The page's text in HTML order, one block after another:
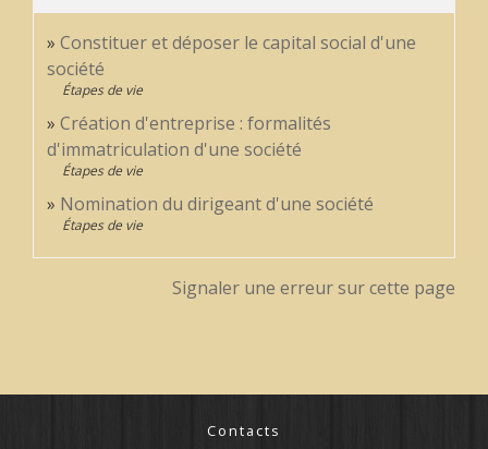
Constituer et déposer le capital social d'une
société
Étapes de vie
Création d'entreprise : formalités
d'immatriculation d'une société
Étapes de vie
Nomination du dirigeant d'une société
Étapes de vie
Signaler une erreur sur cette page
Contacts